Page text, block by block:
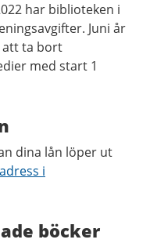
har biblioteken i
Juni år
att ta bort
med start 1
dina lån löper ut
i
böcker